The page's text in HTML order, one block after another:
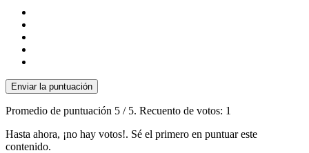
Enviar la puntuación
Promedio de puntuación 5 / 5. Recuento de votos: 1
Hasta ahora, ¡no hay votos!. Sé el primero en puntuar este
contenido.